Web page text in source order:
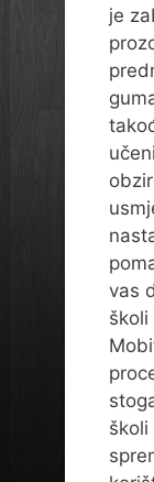
je
vas
školi
školi